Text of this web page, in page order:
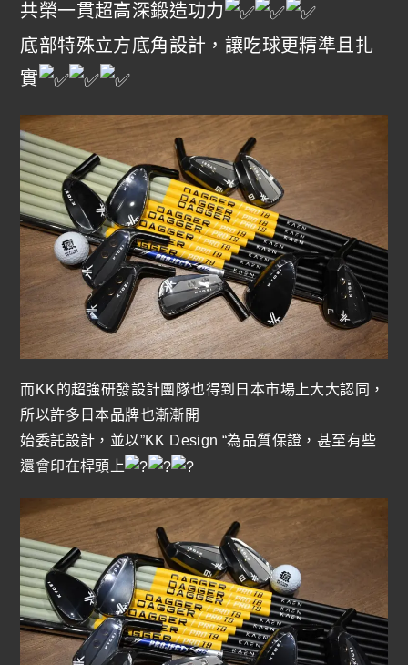
共榮一貫超高深鍛造功力
底部特殊立方底角設計，讓吃球更精準且扎
實
而KK的超強研發設計團隊也得到日本市場上大大認同，
所以許多日本品牌也漸漸開
始委託設計，並以”KK Design “為品質保證，甚至有些
還會印在桿頭上